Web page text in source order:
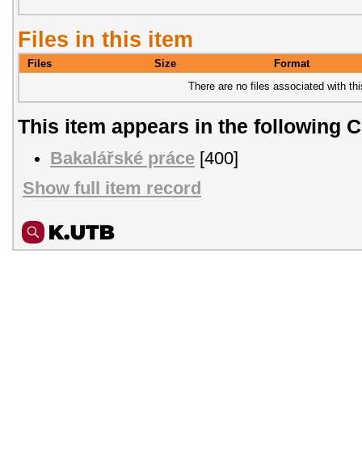
Files in this item
Files Size
Format
There are no files associated with
This item appears in the following
Bakalářské práce [400]
Show full item record